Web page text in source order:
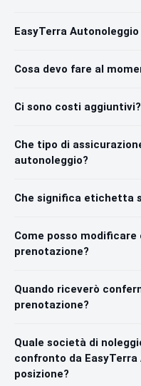
EasyTerra
Cosa devo fare al
Ci sono costi aggiuntivi?
Che tipo di
autonoleggio?
Che significa etichetta
Come posso
prenotazione?
Quando riceverò
prenotazione?
Quale società di
confronto da
posizione?